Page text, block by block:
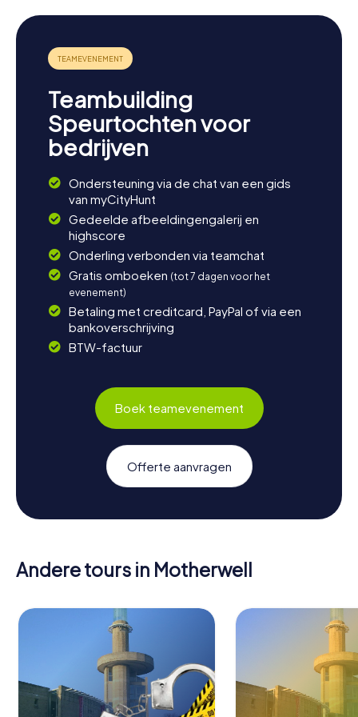
Teambuilding
Speurtochten voor
bedrijven
Ondersteuning via de chat van een gids
van myCityHunt
Gedeelde afbeeldingengalerij en
highscore
Onderling verbonden via teamchat
Gratis omboeken (tot 7 dagen voor het
evenement)
Betaling met creditcard, PayPal of via een
bankoverschrijving
BTW-factuur
Boek teamevenement
Offerte aanvragen
Andere tours in Motherwell